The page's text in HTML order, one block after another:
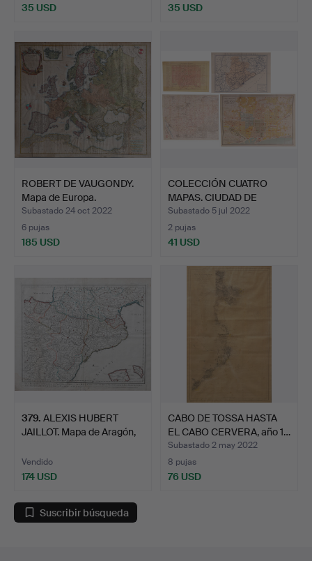
35 USD 35 USD
ROBERT DE VAUGONDY.
Mapa de Europa.
Subastado 24 oct 2022
6 pujas
185 USD
COLECCIÓN CUATRO
MAPAS. CIUDAD DE
BARCELON…
Subastado 5 jul 2022
2 pujas
41 USD
379. ALEXIS HUBERT
JAILLOT. Mapa de Aragón,
Vendido
174 USD
CABO DE TOSSA HASTA
EL CABO CERVERA, año 1…
Subastado 2 may 2022
8 pujas
76 USD
Suscribir búsqueda